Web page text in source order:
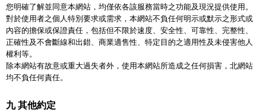
您明確了解並同意本網站，均僅依各該服務當時之功能及現況提供使用。
對於使用者之個人特別要求或需求，本網站不負任何明示或默示之形式或
內容的擔保或保證責任，包括但不限於速度、安全性、可靠性、完整性、
正確性及不會斷線和出錯、商業適售性、特定目的之適用性及未侵害他人
權利等。
除本網站有故意或重大過失者外，使用本網站所造成之任何損害，北網站
均不負任何責任。
九 其他約定